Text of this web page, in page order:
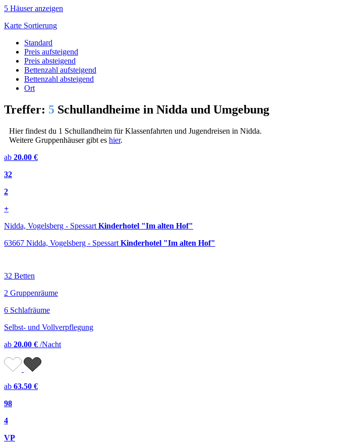
5 Häuser anzeigen
Karte Sortierung
Standard
Preis aufsteigend
Preis absteigend
Bettenzahl aufsteigend
Bettenzahl absteigend
Ort
Treffer: 5 Schullandheime in Nidda und Umgebung
Hier findest du 1 Schullandheim für Klassenfahrten und Jugendreisen in Nidda.
Weitere Gruppenhäuser gibt es hier.
ab 20.00 €
32
2
+
Nidda, Vogelsberg - Spessart Kinderhotel "Im alten Hof"
63667 Nidda, Vogelsberg - Spessart Kinderhotel "Im alten Hof"
32 Betten
2 Gruppenräume
6 Schlafräume
Selbst- und Vollverpflegung
ab 20.00 € /Nacht
ab 63.50 €
98
4
VP